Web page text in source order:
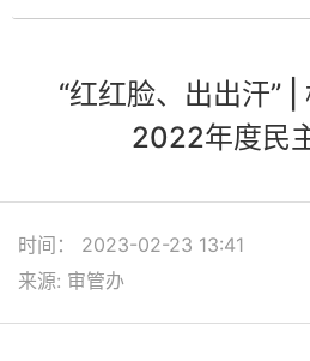
“红红脸、出出汗”
2022年度民
时间： 2023-02-23 13:41
来源: 审管办